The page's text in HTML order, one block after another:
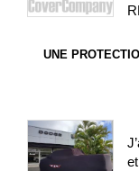
UNE